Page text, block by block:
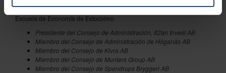
Formación: Licenciatura en Administración y Dirección de Empresas,
Escuela de Economía de Estocolmo
Presidente del Consejo de Administración, 82an Invest AB
Miembro del Consejo de Administración de Höganäs AB
Miembro del Consejo de Kivra AB
Miembro del Consejo de Munters Group AB
Miembro del Consejo de Spendrups Bryggeri AB